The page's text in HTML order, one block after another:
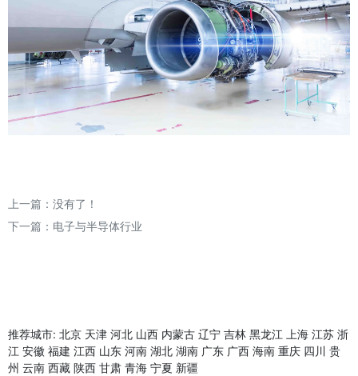
上一篇：没有了！
下一篇： 电子与半导体行业
推荐城市: 北京 天津 河北 山西 内蒙古 辽宁 吉林 黑龙江 上海 江苏 浙
江 安徽 福建 江西 山东 河南 湖北 湖南 广东 广西 海南 重庆 四川 贵
州 云南 西藏 陕西 甘肃 青海 宁夏 新疆